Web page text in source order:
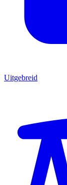
Uitgebreid